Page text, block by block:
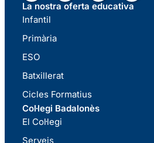
La nostra oferta educativa
Infantil
Primària
ESO
Batxillerat
Cicles Formatius
Col·legi Badalonès
El Col·legi
Serveis